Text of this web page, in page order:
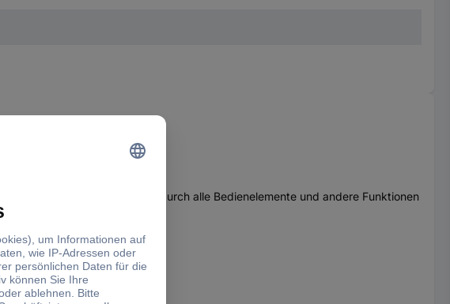
außerdem sind dadurch alle Bedienelemente und andere Funktionen
des iPads.
RoHS kompatibel.